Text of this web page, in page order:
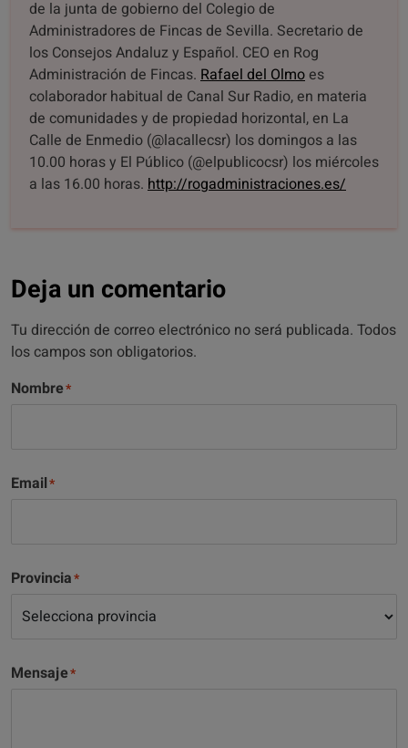
de la junta de gobierno del Colegio de
Administradores de Fincas de Sevilla. Secretario de
los Consejos Andaluz y Español. CEO en Rog
Administración de Fincas. Rafael del Olmo es
colaborador habitual de Canal Sur Radio, en materia
de comunidades y de propiedad horizontal, en La
Calle de Enmedio (@lacallecsr) los domingos a las
10.00 horas y El Público (@elpublicocsr) los miércoles
a las 16.00 horas. http://rogadministraciones.es/
Deja un comentario
Tu dirección de correo electrónico no será publicada. Todos
los campos son obligatorios.
Nombre
Email
Provincia
Mensaje